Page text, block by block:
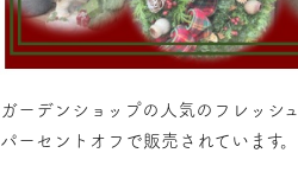
ガーデンショップの人気のフレッシ
パーセントオフで販売されています。